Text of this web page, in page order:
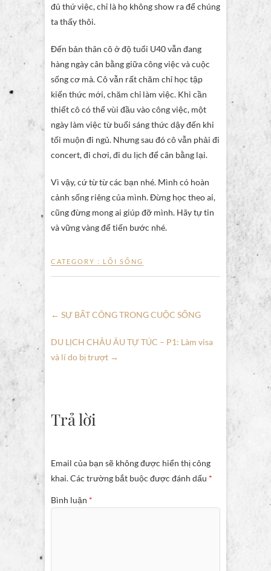
đủ thứ việc, chỉ là họ không show ra để chúng
ta thấy thôi.
Đến bản thân cô ở độ tuổi U40 vẫn đang
hàng ngày cân bằng giữa công việc và cuộc
sống cơ mà. Cô vẫn rất chăm chỉ học tập
kiến thức mới, chăm chỉ làm việc. Khi cần
thiết cô có thể vùi đầu vào công việc, một
ngày làm việc từ buổi sáng thức dậy đến khi
tối muộn đi ngủ. Nhưng sau đó cô vẫn phải đi
concert, đi chơi, đi du lịch để cân bằng lại.
Vì vậy, cứ từ từ các bạn nhé. Mình có hoàn
cảnh sống riêng của mình. Đừng học theo ai,
cũng đừng mong ai giúp đỡ mình. Hãy tự tin
và vững vàng để tiến bước nhé.
CATEGORY : LỐI SỐNG
← SỰ BẤT CÔNG TRONG CUỘC SỐNG
DU LỊCH CHÂU ÂU TỰ TÚC – P1: Làm visa
và lí do bị trượt →
Trả lời
Email của bạn sẽ không được hiển thị công
khai.Các trường bắt buộc được đánh dấu *
Bình luận *